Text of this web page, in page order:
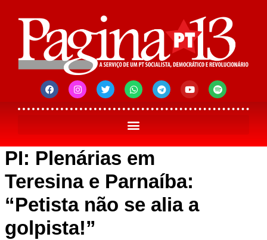
PI: Plenárias em
Teresina e Parnaíba:
“Petista não se alia a
golpista!”